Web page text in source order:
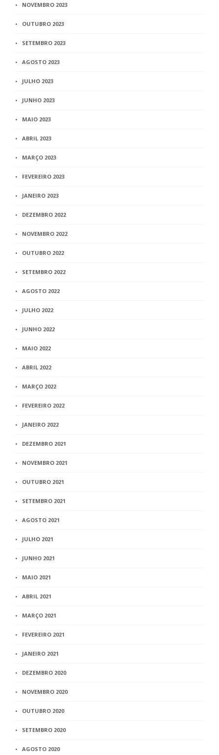
NOVEMBRO 2023
OUTUBRO 2023
SETEMBRO 2023
AGOSTO 2023
JULHO 2023
JUNHO 2023
MAIO 2023
ABRIL 2023
MARÇO 2023
FEVEREIRO 2023
JANEIRO 2023
DEZEMBRO 2022
NOVEMBRO 2022
OUTUBRO 2022
SETEMBRO 2022
AGOSTO 2022
JULHO 2022
JUNHO 2022
MAIO 2022
ABRIL 2022
MARÇO 2022
FEVEREIRO 2022
JANEIRO 2022
DEZEMBRO 2021
NOVEMBRO 2021
OUTUBRO 2021
SETEMBRO 2021
AGOSTO 2021
JULHO 2021
JUNHO 2021
MAIO 2021
ABRIL 2021
MARÇO 2021
FEVEREIRO 2021
JANEIRO 2021
DEZEMBRO 2020
NOVEMBRO 2020
OUTUBRO 2020
SETEMBRO 2020
AGOSTO 2020